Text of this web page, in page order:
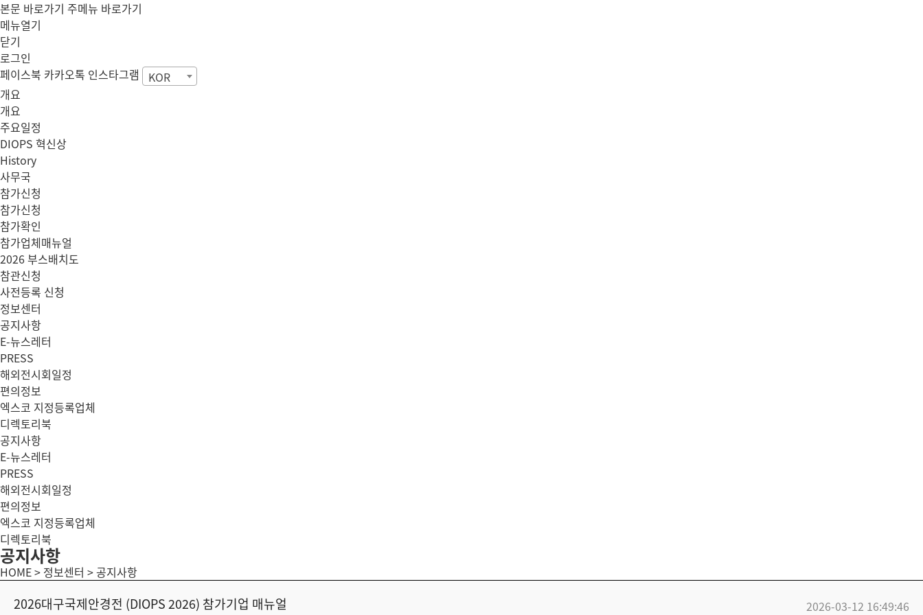
본문 바로가기 주메뉴 바로가기
메뉴열기
닫기
로그인
페이스북 카카오톡 인스타그램
KOR
개요
개요
주요일정
DIOPS 혁신상
History
사무국
참가신청
참가신청
참가확인
참가업체매뉴얼
2026 부스배치도
참관신청
사전등록 신청
정보센터
공지사항
E-뉴스레터
PRESS
해외전시회일정
편의정보
엑스코 지정등록업체
디렉토리북
공지사항
E-뉴스레터
PRESS
해외전시회일정
편의정보
엑스코 지정등록업체
디렉토리북
공지사항
HOME > 정보센터 > 공지사항
2026대구국제안경전 (DIOPS 2026) 참가기업 매뉴얼 2026-03-12 16:49:46